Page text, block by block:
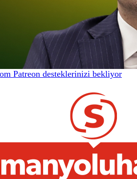
Patreon desteklerinizi bekliyor